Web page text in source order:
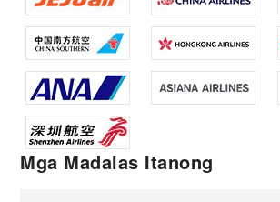
Mga Madalas Itanong